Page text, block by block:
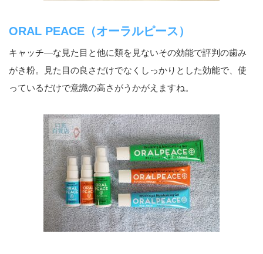
ORAL PEACE（オーラルピース）
キャッチ―な見た目と他に類を見ないその効能で評判の歯み
がき粉。見た目の良さだけでなくしっかりとした効能で、使
っているだけで意識の高さがうかがえますね。